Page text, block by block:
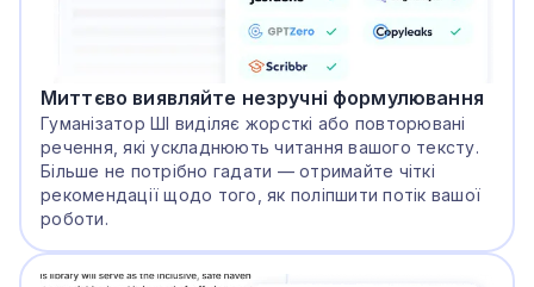
Миттєво виявляйте незручні формулювання
Гуманізатор ШІ виділяє жорсткі або повторювані
речення, які ускладнюють читання вашого тексту.
Більше не потрібно гадати — отримайте чіткі
рекомендації щодо того, як поліпшити потік вашої
роботи.